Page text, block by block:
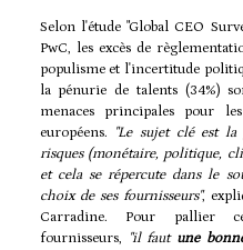
Selon l'étude "Global CEO
PwC, les excès de
populisme et l'incertitude
la pénurie de talents (34%)
menaces principales pour
européens. "Le sujet clé est la
risques (monétaire, politique,
et cela se répercute dans le
choix de ses fournisseurs",
Carradine. Pour pallier
fournisseurs, "il faut une